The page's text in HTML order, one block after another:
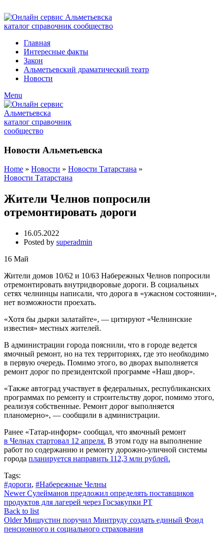
Главная
Интересные факты
Закон
Альметьевский драматический театр
Новости
Menu
Новости Альметьевска
Home » Новости » Новости Татарстана »
Новости Татарстана
Жители Челнов попросили
отремонтировать дороги
16.05.2022
Posted by superadmin
16 Май
Жители домов 10/62 и 10/63 Набережных Челнов попросили
отремонтировать внутридворовые дороги. В социальных
сетях челнинцы написали, что дорога в «ужасном состоянии»,
нет возможности проехать.
«Хотя бы дырки залатайте», — цитируют «Челнинские
известия» местных жителей.
В администрации города пояснили, что в городе ведется
ямочный ремонт, но на тех территориях, где это необходимо
в первую очередь. Помимо этого, во дворах выполняется
ремонт дорог по президентской программе «Наш двор».
«Также автоград участвует в федеральных, республиканских
программах по ремонту и строительству дорог, помимо этого,
реализуя собственные. Ремонт дорог выполняется
планомерно», — сообщили в администрации.
Ранее «Татар-информ» сообщал, что ямочный ремонт
в Челнах стартовал 12 апреля. В этом году на выполнение
работ по содержанию и ремонту дорожно-уличной системы
города планируется направить 112,3 млн рублей.
Tags:
#дороги, #Набережные Челны
Newer Сулейманов предложил определять поставщиков
продуктов для лагерей через Госзакупки РТ
Back to list
Older Мишустин поручил Минтруду создать единый Фонд
пенсионного и социального страхования